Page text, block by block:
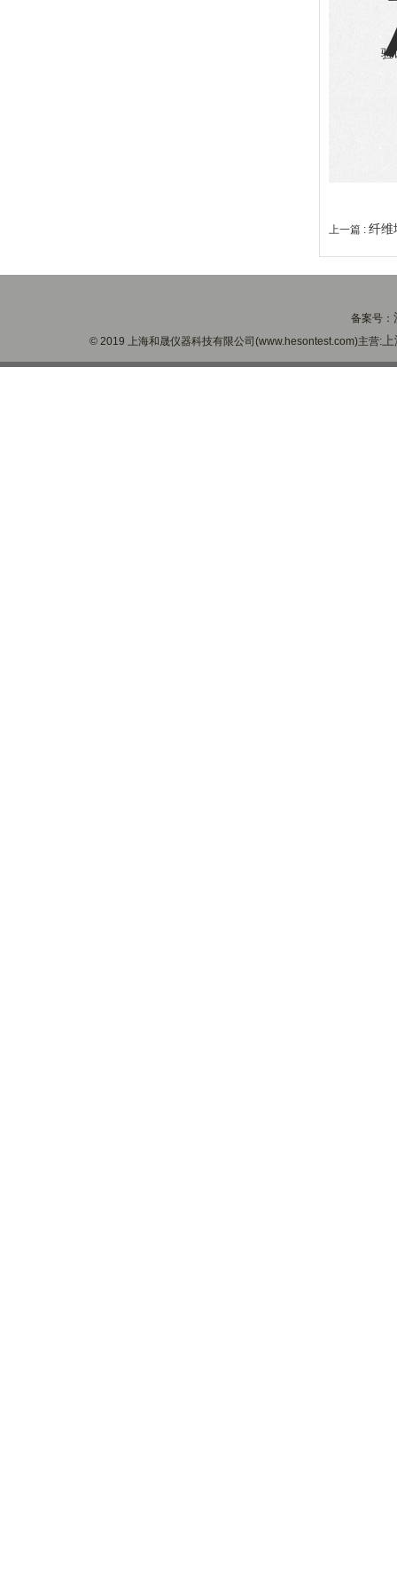
验
上一篇 : 纤维
备案号：
© 2019 上海和晟仪器科技有限公司(www.hesontest.com)主营:上